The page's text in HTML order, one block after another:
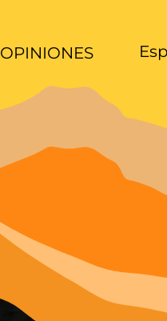
OPINIONES